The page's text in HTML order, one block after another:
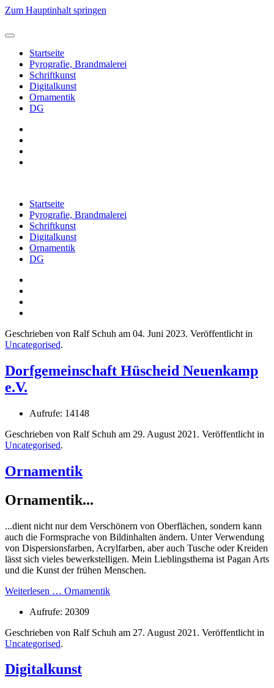
Zum Hauptinhalt springen
Startseite
Pyrografie, Brandmalerei
Schriftkunst
Digitalkunst
Ornamentik
DG
Startseite
Pyrografie, Brandmalerei
Schriftkunst
Digitalkunst
Ornamentik
DG
Geschrieben von Ralf Schuh am 04. Juni 2023. Veröffentlicht in
Uncategorised.
Dorfgemeinschaft Hüscheid Neuenkamp
e.V.
Aufrufe: 14148
Geschrieben von Ralf Schuh am 29. August 2021 . Veröffentlicht in
Uncategorised.
Ornamentik
Ornamentik...
...dient nicht nur dem Verschönern von Oberflächen, sondern kann
auch die Formsprache von Bildinhalten ändern. Unter Verwendung
von Dispersionsfarben, Acrylfarben, aber auch Tusche oder Kreiden
lässt sich vieles bewerkstelligen. Mein Lieblingsthema ist Pagan Arts
und die Kunst der frühen Menschen.
Weiterlesen … Ornamentik
Aufrufe: 20309
Geschrieben von Ralf Schuh am 27. August 2021 . Veröffentlicht in
Uncategorised.
Digitalkunst